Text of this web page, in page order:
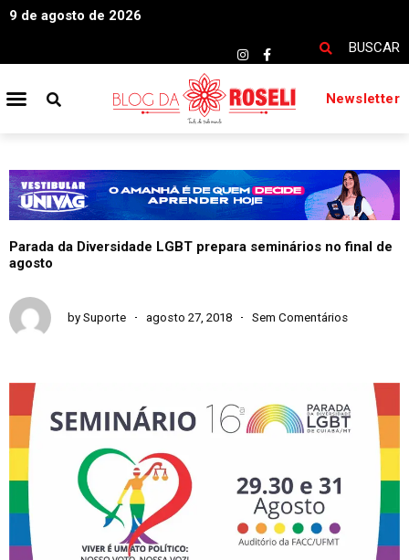
9 de agosto de 2026
BUSCAR
Newsletter
Parada da Diversidade LGBT prepara seminários no final de
agosto
by Suporte agosto 27, 2018 Sem Comentários